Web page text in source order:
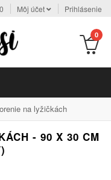
Môj účet Prihlásenie
0
na lyžičkách
- 90 X 30 CM